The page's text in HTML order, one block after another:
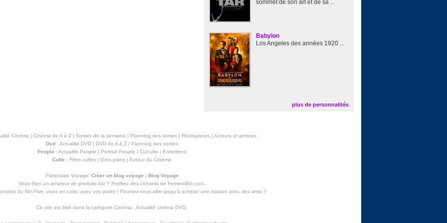
sommet de son art et de sa ...
Babylon
Los Angeles des années 1920 ...
plus de personnalités
Cinéma | Cinéma de A à Z| Sorties de la semaine | Planning des sorties| Réalisateurs| Acteurs et actrices
Dvd: Actualité DVD| DVD de A à Z| Planning des sorties
People : Actualité People | Portrait People | Culculte | Entretiens
Culte : Films cultes | Gros plans | Autour du Cinéma
Partenaire Voyage: Créer un blog voyage | Blog Voyage
Vous êtes un amateur de produits bio ? Profitez des conseils de FemininBio.com.
du film Five, vivez en coloc avec vos potes ! Pourriez-vous aller jusqu'à acheter une maison avec des amis?
Ce site est listé dans la catégorie Cinéma : Actualité cinéma DVD